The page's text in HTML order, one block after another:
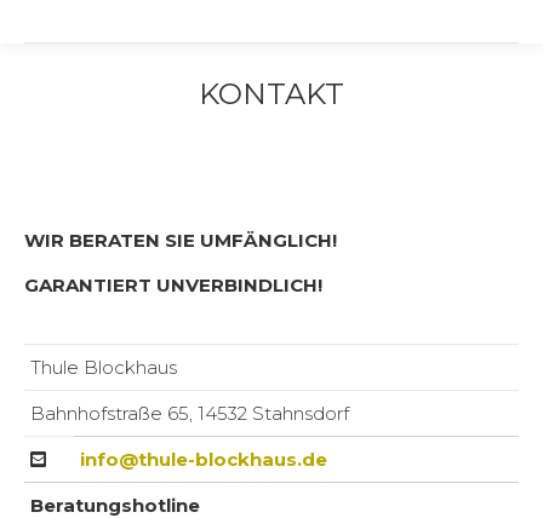
KONTAKT
WIR BERATEN SIE UMFÄNGLICH!
GARANTIERT UNVERBINDLICH!
Thule Blockhaus
Bahnhofstraße 65, 14532 Stahnsdorf
info@thule-blockhaus.de
Beratungshotline